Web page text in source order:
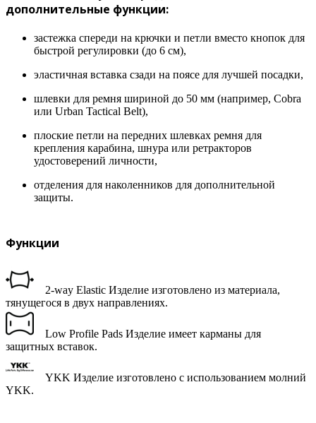
дополнительные функции:
застежка спереди на крючки и петли вместо кнопок для
быстрой регулировки (до 6 см),
эластичная вставка сзади на поясе для лучшей посадки,
шлевки для ремня шириной до 50 мм (например, Cobra
или Urban Tactical Belt),
плоские петли на передних шлевках ремня для
крепления карабина, шнура или ретракторов
удостоверений личности,
отделения для наколенников для дополнительной
защиты.
Функции
2-way Elastic Изделие изготовлено из материала,
тянущегося в двух направлениях.
Low Profile Pads Изделие имеет карманы для
защитных вставок.
YKK Изделие изготовлено с использованием молний
YKK.